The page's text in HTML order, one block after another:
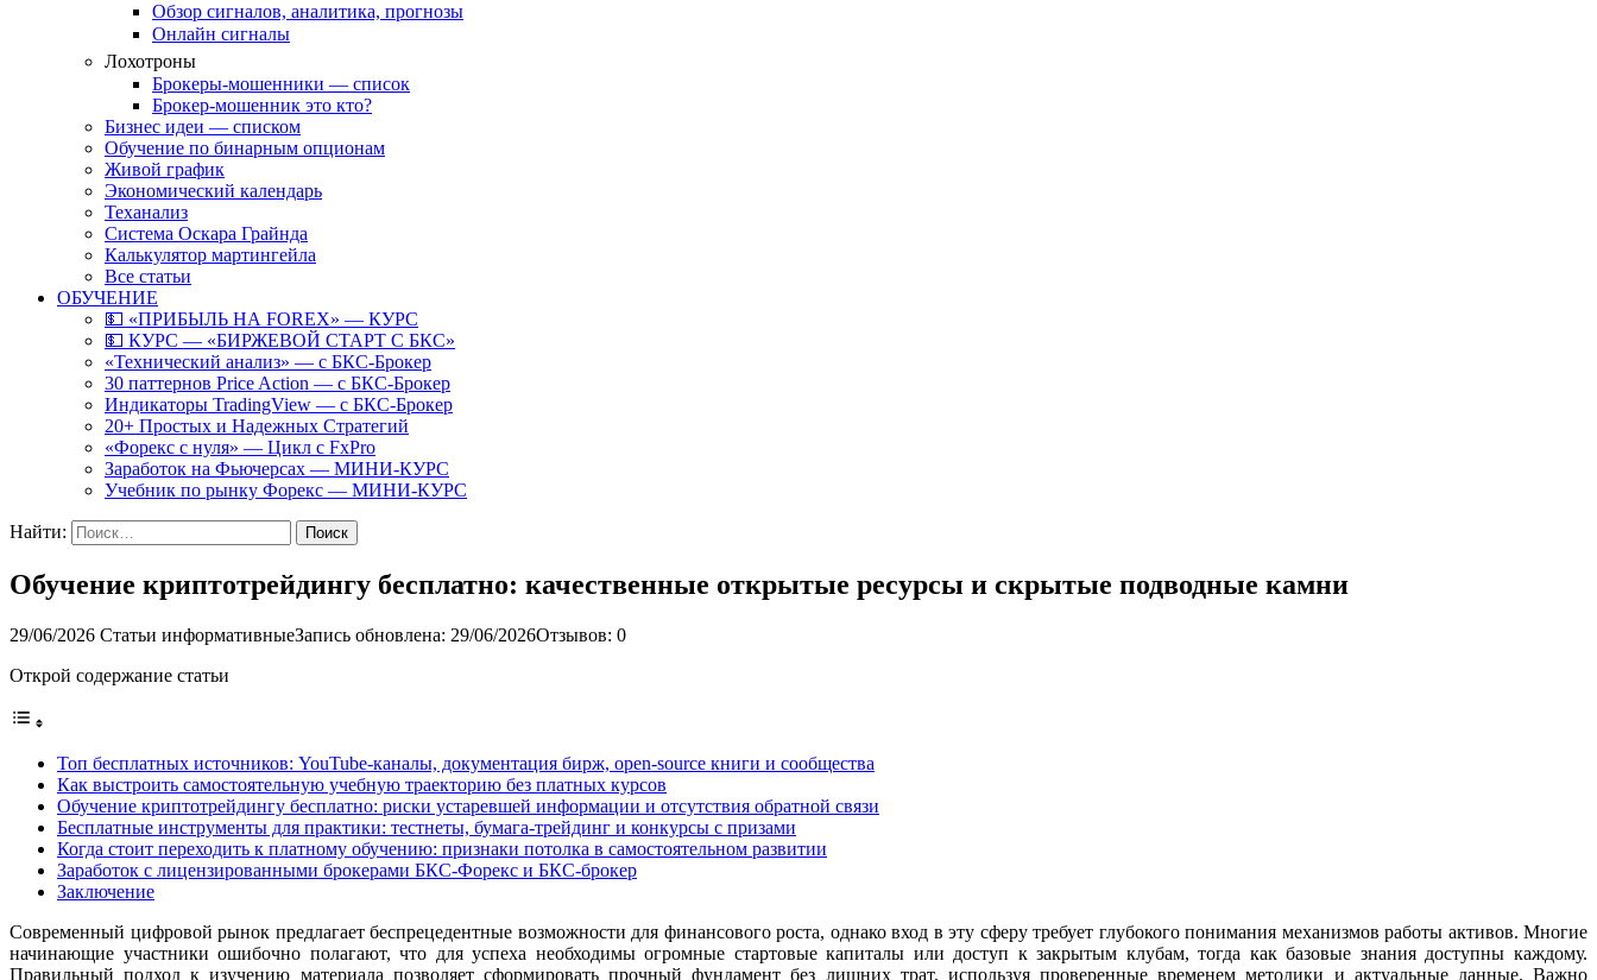
Обзор сигналов, аналитика, прогнозы
Онлайн сигналы
Лохотроны
Брокеры-мошенники — список
Брокер-мошенник это кто?
Бизнес идеи — списком
Обучение по бинарным опционам
Живой график
Экономический календарь
Теханализ
Система Оскара Грайнда
Калькулятор мартингейла
Все статьи
ОБУЧЕНИЕ
💵 «ПРИБЫЛЬ НА FOREX» — КУРС
💵 КУРС — «БИРЖЕВОЙ СТАРТ С БКС»
«Технический анализ» — с БКС-Брокер
30 паттернов Price Action — с БКС-Брокер
Индикаторы TradingView — с БКС-Брокер
20+ Простых и Надежных Стратегий
«Форекс с нуля» — Цикл с FxPro
Заработок на Фьючерсах — МИНИ-КУРС
Учебник по рынку Форекс — МИНИ-КУРС
Найти:
Обучение криптотрейдингу бесплатно: качественные открытые ресурсы и скрытые подводные камни
29/06/2026 Статьи информативныеЗапись обновлена: 29/06/2026Отзывов: 0
Открой содержание статьи
Топ бесплатных источников: YouTube-каналы, документация бирж, open-source книги и сообщества
Как выстроить самостоятельную учебную траекторию без платных курсов
Обучение криптотрейдингу бесплатно: риски устаревшей информации и отсутствия обратной связи
Бесплатные инструменты для практики: тестнеты, бумага-трейдинг и конкурсы с призами
Когда стоит переходить к платному обучению: признаки потолка в самостоятельном развитии
Заработок с лицензированными брокерами БКС-Форекс и БКС-брокер
Заключение
Современный цифровой рынок предлагает беспрецедентные возможности для финансового роста, однако вход в эту сферу требует глубокого понимания механизмов работы активов. Многие
начинающие участники ошибочно полагают, что для успеха необходимы огромные стартовые капиталы или доступ к закрытым клубам, тогда как базовые знания доступны каждому.
Правильный подход к изучению материала позволяет сформировать прочный фундамент без лишних трат, используя проверенные временем методики и актуальные данные. Важно